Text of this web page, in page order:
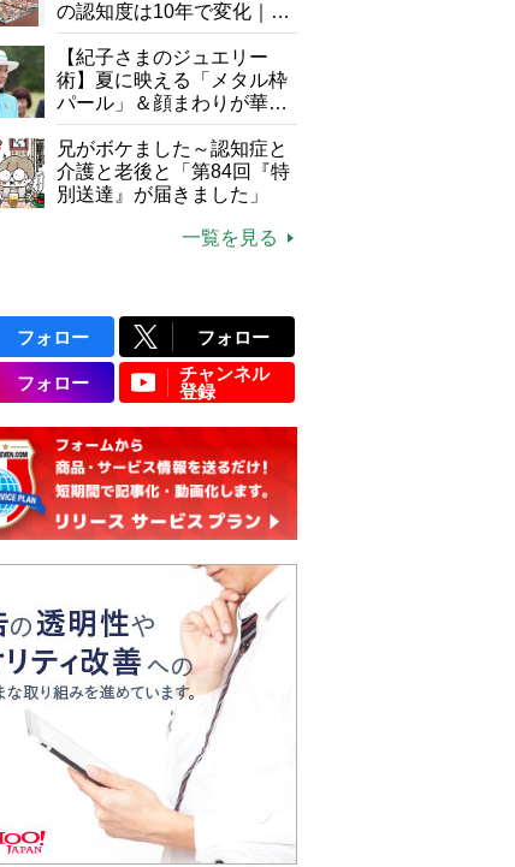
の認知度は10年で変化｜流
行語大賞にノミネート、法
律にも明記されたが果たし
て現在は？
【紀子さまのジュエリー
術】夏に映える「メタル枠
パール」＆顔まわりが華や
ぐ「揺れる一粒」の使い分
け方
兄がボケました～認知症と
介護と老後と「第84回『特
別送達』が届きました」
一覧を見る
フォロー フォロー
フォロー
チャンネル
登録